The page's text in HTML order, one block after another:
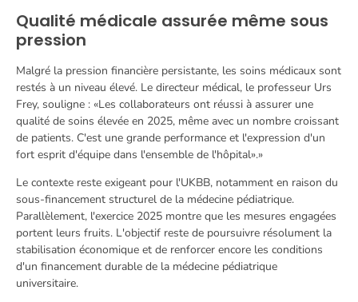
Qualité médicale assurée même sous
pression
Malgré la pression financière persistante, les soins médicaux sont
restés à un niveau élevé. Le directeur médical, le professeur Urs
Frey, souligne : «Les collaborateurs ont réussi à assurer une
qualité de soins élevée en 2025, même avec un nombre croissant
de patients. C'est une grande performance et l'expression d'un
fort esprit d'équipe dans l'ensemble de l'hôpital».»
Le contexte reste exigeant pour l'UKBB, notamment en raison du
sous-financement structurel de la médecine pédiatrique.
Parallèlement, l'exercice 2025 montre que les mesures engagées
portent leurs fruits. L'objectif reste de poursuivre résolument la
stabilisation économique et de renforcer encore les conditions
d'un financement durable de la médecine pédiatrique
universitaire.